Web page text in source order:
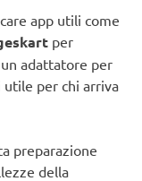
app utili come
per
adattatore per
per chi arriva
preparazione
della